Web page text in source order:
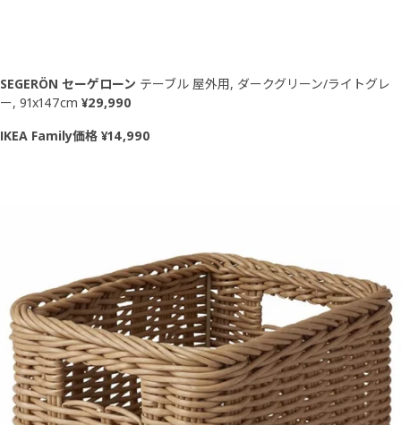
SEGERÖN セーゲローン テーブル 屋外用, ダークグリーン/ライトグレ
ー, 91x147cm ¥29,990
IKEA Family価格 ¥14,990